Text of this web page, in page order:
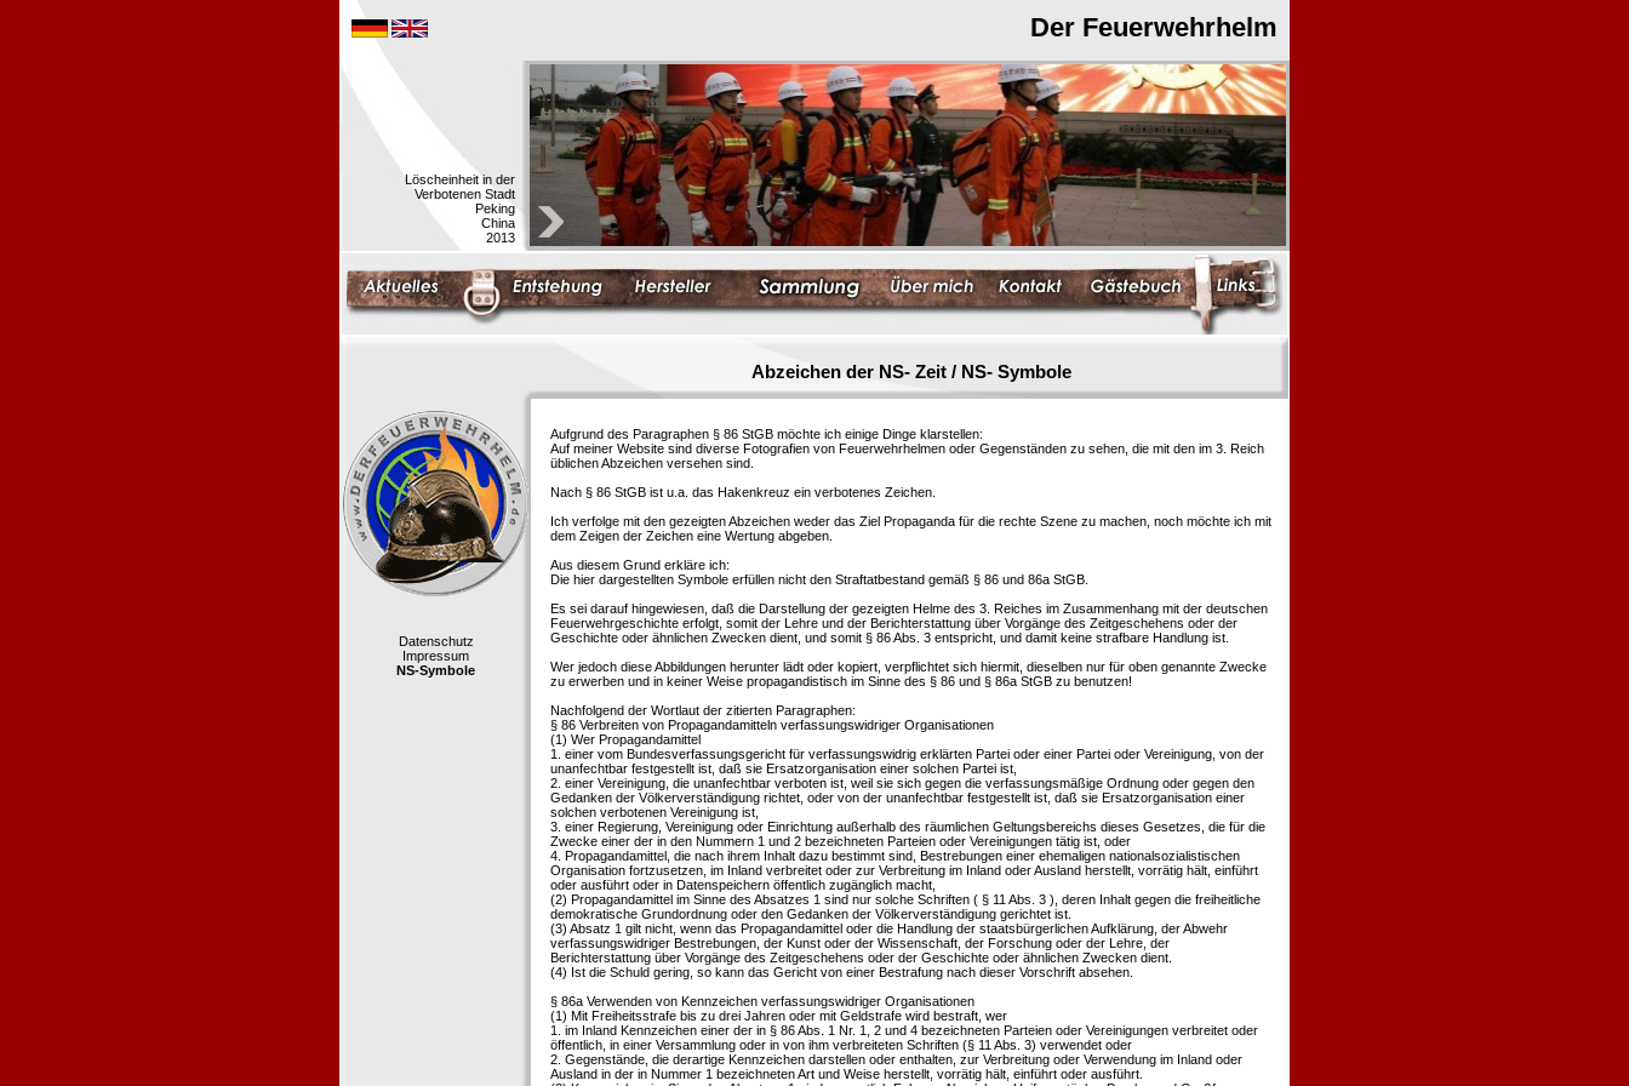
Der Feuerwehrhelm
Löscheinheit in der
Verbotenen Stadt
Peking
China
2013
Abzeichen der NS- Zeit / NS- Symbole
Datenschutz
Impressum
NS-Symbole
Aufgrund des Paragraphen § 86 StGB möchte ich einige Dinge klarstellen:
Auf meiner Website sind diverse Fotografien von Feuerwehrhelmen oder Gegenständen zu sehen, die mit den im 3. Reich
üblichen Abzeichen versehen sind.
Nach § 86 StGB ist u.a. das Hakenkreuz ein verbotenes Zeichen.
Ich verfolge mit den gezeigten Abzeichen weder das Ziel Propaganda für die rechte Szene zu machen, noch möchte ich mit
dem Zeigen der Zeichen eine Wertung abgeben.
Aus diesem Grund erkläre ich:
Die hier dargestellten Symbole erfüllen nicht den Straftatbestand gemäß § 86 und 86a StGB.
Es sei darauf hingewiesen, daß die Darstellung der gezeigten Helme des 3. Reiches im Zusammenhang mit der deutschen
Feuerwehrgeschichte erfolgt, somit der Lehre und der Berichterstattung über Vorgänge des Zeitgeschehens oder der
Geschichte oder ähnlichen Zwecken dient, und somit § 86 Abs. 3 entspricht, und damit keine strafbare Handlung ist.
Wer jedoch diese Abbildungen herunter lädt oder kopiert, verpflichtet sich hiermit, dieselben nur für oben genannte Zwecke
zu erwerben und in keiner Weise propagandistisch im Sinne des § 86 und § 86a StGB zu benutzen!
Nachfolgend der Wortlaut der zitierten Paragraphen:
§ 86 Verbreiten von Propagandamitteln verfassungswidriger Organisationen
(1) Wer Propagandamittel
1. einer vom Bundesverfassungsgericht für verfassungswidrig erklärten Partei oder einer Partei oder Vereinigung, von der
unanfechtbar festgestellt ist, daß sie Ersatzorganisation einer solchen Partei ist,
2. einer Vereinigung, die unanfechtbar verboten ist, weil sie sich gegen die verfassungsmäßige Ordnung oder gegen den
Gedanken der Völkerverständigung richtet, oder von der unanfechtbar festgestellt ist, daß sie Ersatzorganisation einer
solchen verbotenen Vereinigung ist,
3. einer Regierung, Vereinigung oder Einrichtung außerhalb des räumlichen Geltungsbereichs dieses Gesetzes, die für die
Zwecke einer der in den Nummern 1 und 2 bezeichneten Parteien oder Vereinigungen tätig ist, oder
4. Propagandamittel, die nach ihrem Inhalt dazu bestimmt sind, Bestrebungen einer ehemaligen nationalsozialistischen
Organisation fortzusetzen, im Inland verbreitet oder zur Verbreitung im Inland oder Ausland herstellt, vorrätig hält, einführt
oder ausführt oder in Datenspeichern öffentlich zugänglich macht,
(2) Propagandamittel im Sinne des Absatzes 1 sind nur solche Schriften ( § 11 Abs. 3 ), deren Inhalt gegen die freiheitliche
demokratische Grundordnung oder den Gedanken der Völkerverständigung gerichtet ist.
(3) Absatz 1 gilt nicht, wenn das Propagandamittel oder die Handlung der staatsbürgerlichen Aufklärung, der Abwehr
verfassungswidriger Bestrebungen, der Kunst oder der Wissenschaft, der Forschung oder der Lehre, der
Berichterstattung über Vorgänge des Zeitgeschehens oder der Geschichte oder ähnlichen Zwecken dient.
(4) Ist die Schuld gering, so kann das Gericht von einer Bestrafung nach dieser Vorschrift absehen.
§ 86a Verwenden von Kennzeichen verfassungswidriger Organisationen
(1) Mit Freiheitsstrafe bis zu drei Jahren oder mit Geldstrafe wird bestraft, wer
1. im Inland Kennzeichen einer der in § 86 Abs. 1 Nr. 1, 2 und 4 bezeichneten Parteien oder Vereinigungen verbreitet oder
öffentlich, in einer Versammlung oder in von ihm verbreiteten Schriften (§ 11 Abs. 3) verwendet oder
2. Gegenstände, die derartige Kennzeichen darstellen oder enthalten, zur Verbreitung oder Verwendung im Inland oder
Ausland in der in Nummer 1 bezeichneten Art und Weise herstellt, vorrätig hält, einführt oder ausführt.